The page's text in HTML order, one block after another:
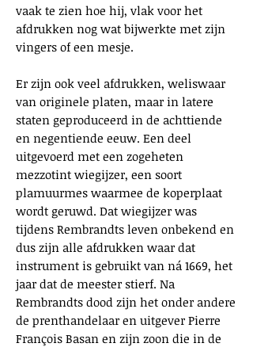
vaak te zien hoe hij, vlak voor het
afdrukken nog wat bijwerkte met zijn
vingers of een mesje.
Er zijn ook veel afdrukken, weliswaar
van originele platen, maar in latere
staten geproduceerd in de achttiende
en negentiende eeuw. Een deel
uitgevoerd met een zogeheten
mezzotint wiegijzer, een soort
plamuurmes waarmee de koperplaat
wordt geruwd. Dat wiegijzer was
tijdens Rembrandts leven onbekend en
dus zijn alle afdrukken waar dat
instrument is gebruikt van ná 1669, het
jaar dat de meester stierf. Na
Rembrandts dood zijn het onder andere
de prenthandelaar en uitgever Pierre
François Basan en zijn zoon die in de